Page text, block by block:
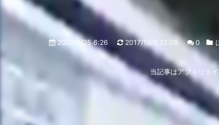
2007/8/25 6:26 2017/10/5 13:08 0
当記事はアフィリエ